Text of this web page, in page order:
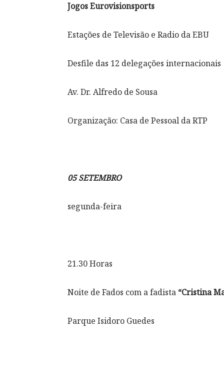
Jogos Eurovisionsports
Estações de Televisão e Radio da EBU
Desfile das 12 delegações internacionais
Av. Dr. Alfredo de Sousa
Organização: Casa de Pessoal da RTP
05 SETEMBRO
segunda-feira
21.30 Horas
Noite de Fados com a fadista “Cristina
Parque Isidoro Guedes